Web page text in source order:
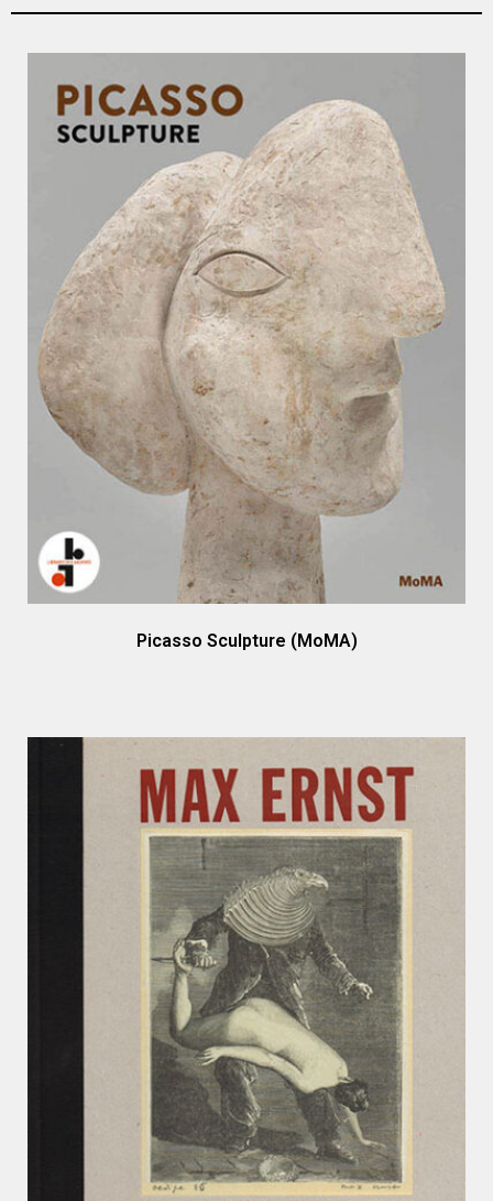
Picasso Sculpture (MoMA)